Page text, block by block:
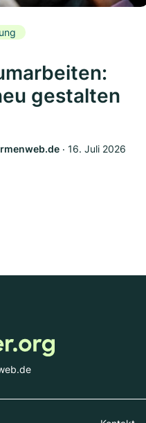
gestalten
‧ 16. Juli 2026